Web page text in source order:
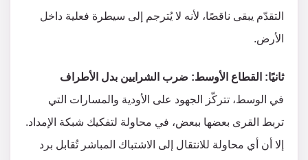
التقدّم يبقى ناقصًا، لأنه لا يُترجم إلى سيطرة فعلية داخل
الأرض.
ثانيًا: القطاع الأوسط: ضرب الشرايين بدل الأطراف
في الوسط، تتركّز الجهود على الأودية والمسارات التي
تربط القرى بعضها ببعض، في محاولة لتفكيك شبكة الإمداد.
إلا أن أي محاولة للانتقال إلى الاشتباك المباشر تُقابل برد